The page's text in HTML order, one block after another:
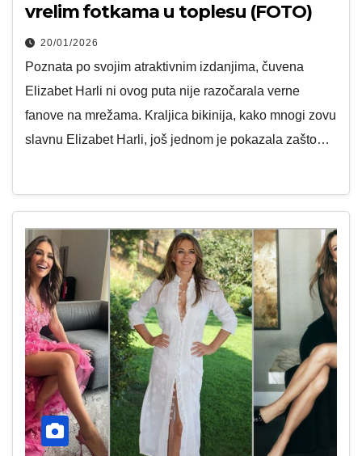
vrelim fotkama u toplesu (FOTO)
20/01/2026
Poznata po svojim atraktivnim izdanjima, čuvena
Elizabet Harli ni ovog puta nije razočarala verne
fanove na mrežama. Kraljica bikinija, kako mnogi zovu
slavnu Elizabet Harli, još jednom je pokazala zašto…